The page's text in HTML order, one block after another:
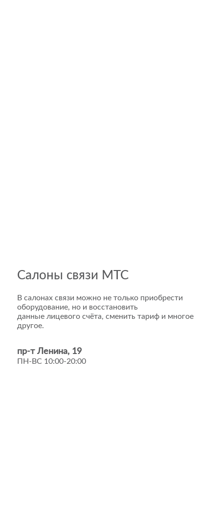
Салоны связи МТС
В салонах связи можно не только приобрести
оборудование, но и восстановить
данные лицевого счёта, сменить тариф и многое
другое.
пр-т Ленина, 19
ПН-ВС 10:00-20:00